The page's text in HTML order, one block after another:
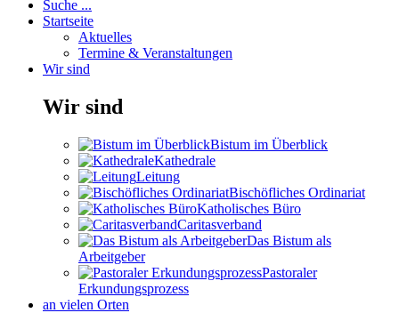
Suche ...
Startseite
Aktuelles
Termine & Veranstaltungen
Wir sind
Wir sind
Bistum im Überblick
Kathedrale
Leitung
Bischöfliches Ordinariat
Katholisches Büro
Caritasverband
Das Bistum als
Arbeitgeber
Pastoraler
Erkundungsprozess
an vielen Orten